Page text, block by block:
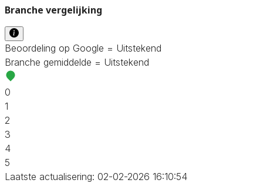
Branche vergelijking
Beoordeling op Google = Uitstekend
Branche gemiddelde = Uitstekend
0
1
2
3
4
5
Laatste actualisering: 02-02-2026 16:10:54